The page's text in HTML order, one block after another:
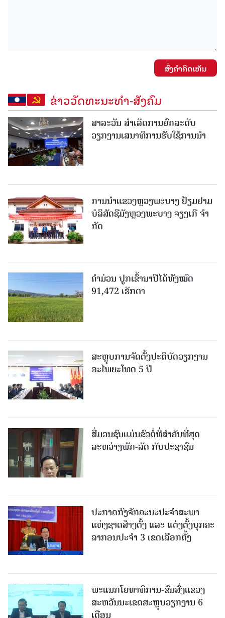
ສົ່ງຄໍາຄິດເຫັນ
ຂ່າວວັດທະນະທຳ-ສັງຄົມ
ສາລະວັນ ສໍາເລັດການຍົກລະດັບ
ວຽກງານເສນາທິການຮັບໃຊ້ການນໍາ
ການນຳແຂວງຫຼວງພະບາງ ຢ້ຽມ​ຢາມ
ບໍ​ລິ​ສັດຊີມັງຫຼວງພະບາງ ຈຽງເກີ ຈໍາ
ກັດ
ຄໍາມ່ວນ ປູກເຂົ້ານາປີໄດ້ທັງໝົດ
91,472 ເຮັກຕາ
ສະຫຼຸບການຈັດຕັ້ງປະຕິບັດວຽກງານ
ອະໄພຍະໂທດ 5 ປີ
ສື່ມວນຊົນແມ່ນຂົວຕໍ່ທີ່ສໍາຄັນທີ່ສຸດ
ລະຫວ່າງພັກ-ລັດ ກັບປະຊາຊົນ
ປະກາດກົງຈັກຄະນະປະຈໍາສະພາ
ແຫ່ງຊາດສ້າງຕັ້ງ ແລະ ແຕ່ງຕັ້ງບຸກຄະ
ລາກອນປະຈໍາ 3 ເຂດເລືອກຕັ້ງ
ພະແນກໂຍທາທິການ-ຂົນສົ່ງແຂວງ
ສະຫວັນນະເຂດສະຫຼຸບວຽກງານ 6